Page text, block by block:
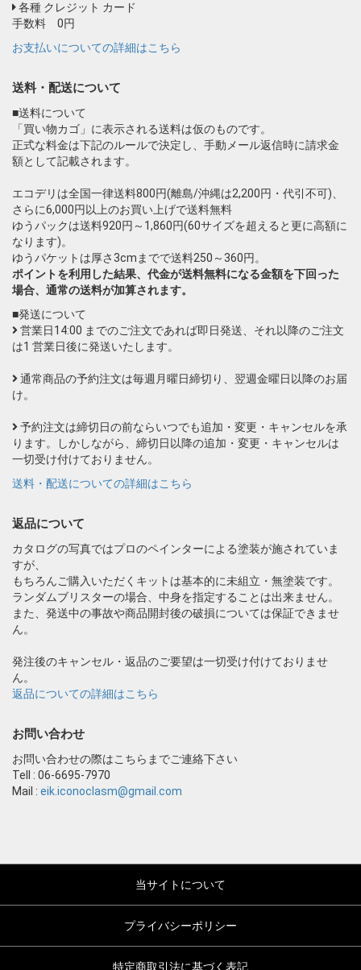
各種 クレジット カード
手数料 0円
お支払いについての詳細はこちら
送料・配送について
■送料について
「買い物カゴ」に表示される送料は仮のものです。
正式な料金は下記のルールで決定し、手動メール返信時に請求金
額として記載されます。
エコデリは全国一律送料800円(離島/沖縄は2,200円・代引不可)、
さらに6,000円以上のお買い上げで送料無料
ゆうパックは送料920円～1,860円(60サイズを超えると更に高額に
なります)。
ゆうパケットは厚さ3cmまでで送料250～360円。
ポイントを利用した結果、代金が送料無料になる金額を下回った
場合、通常の送料が加算されます。
■発送について
営業日14:00 までのご注文であれば即日発送、それ以降のご注文
は1 営業日後に発送いたします。
通常商品の予約注文は毎週月曜日締切り、翌週金曜日以降のお届
け。
予約注文は締切日の前ならいつでも追加・変更・キャンセルを承
ります。しかしながら、締切日以降の追加・変更・キャンセルは
一切受け付けておりません。
送料・配送についての詳細はこちら
返品について
カタログの写真ではプロのペインターによる塗装が施されていま
すが、
もちろんご購入いただくキットは基本的に未組立・無塗装です。
ランダムブリスターの場合、中身を指定することは出来ません。
また、発送中の事故や商品開封後の破損については保証できませ
ん。
発注後のキャンセル・返品のご要望は一切受け付けておりませ
ん。
返品についての詳細はこちら
お問い合わせ
お問い合わせの際はこちらまでご連絡下さい
Tell : 06-6695-7970
Mail : eik.iconoclasm@gmail.com
当サイトについて
プライバシーポリシー
特定商取引法に基づく表記